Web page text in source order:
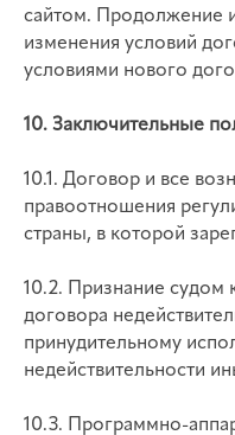
сайтом. Продолжение
изменения условий
условиями нового
10. Заключительные
10.1. Договор и все
правоотношения
страны, в которой
10.2. Признание судом
договора
принудительному
недействительности
10.3. Программно-